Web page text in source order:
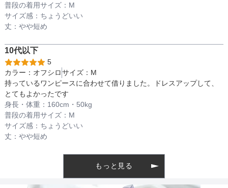
透け感
着丈目安
ファスナー
骨格タイプ
普段の着用サイズ： M
サイズ感： ちょうどいい
丈： やや短め
10代以下
5
カラー： オフシロサイズ： M
持っているワンピースに合わせて借りました。ドレスアップして、
とてもよかったです
身長・体重： 160cm・ 50kg
普段の着用サイズ： M
サイズ感： ちょうどいい
丈： やや短め
もっと見る